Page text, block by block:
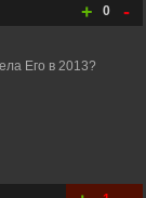
+ 0 -
Его в 2013?